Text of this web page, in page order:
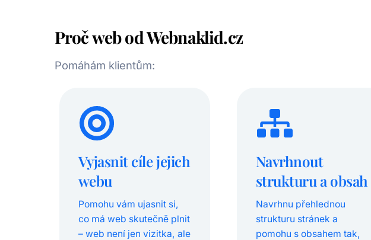
Proč web od Webnaklid.cz
Pomáhám klientům:
Vyjasnit cíle jejich
webu
Pomohu vám ujasnit si,
co má web skutečně plnit
– web není jen vizitka, ale
Navrhnout
strukturu a obsah
Navrhnu přehlednou
strukturu stránek a
pomohu s obsahem tak,